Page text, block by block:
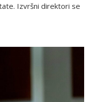
Izvršni direktori se